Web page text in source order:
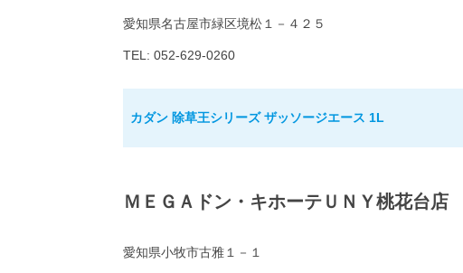
愛知県名古屋市緑区境松１－４２５
TEL: 052-629-0260
カダン 除草王シリーズ ザッソージエース 1L
ＭＥＧＡドン・キホーテＵＮＹ桃花台店
愛知県小牧市古雅１－１